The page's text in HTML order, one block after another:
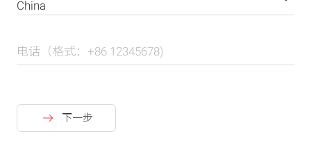
电话（格式：+86 12345678)
下一步